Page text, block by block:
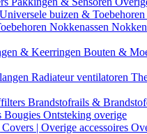
Universele buizen & Toebehoren
Nokkenassen
& Keerringen Bouten &
Radiateur ventilatoren
Brandstofrails &
Bougies Ontsteking overige
| Overige accessoires